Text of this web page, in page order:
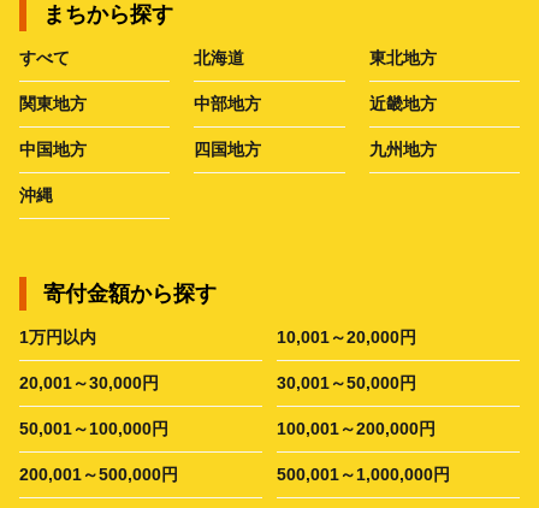
まちから探す
すべて 北海道 東北地方
関東地方 中部地方 近畿地方
中国地方 四国地方 九州地方
沖縄
寄付金額から探す
1万円以内 10,001～20,000円
20,001～30,000円 30,001～50,000円
50,001～100,000円 100,001～200,000円
200,001～500,000円 500,001～1,000,000円